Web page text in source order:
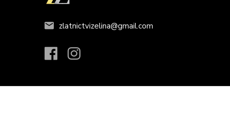
zlatnictvizelina@gmail.com